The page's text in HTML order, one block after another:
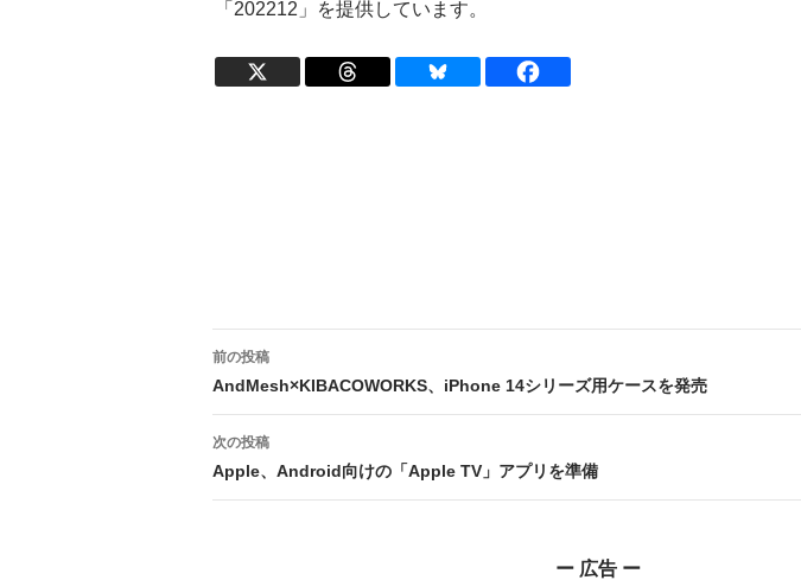
「202212」を提供しています。
投
稿
ナ
ビ
前の投稿
AndMesh×KIBACOWORKS、iPhone 14シリーズ用ケースを発売
次の投稿
Apple、Android向けの「Apple TV」アプリを準備
ー 広告 ー